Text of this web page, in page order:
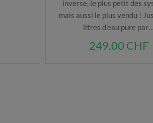
inverse, le plus petit des
mais aussi le plus vendu !
litres d'eau pure par…
249,00 CHF